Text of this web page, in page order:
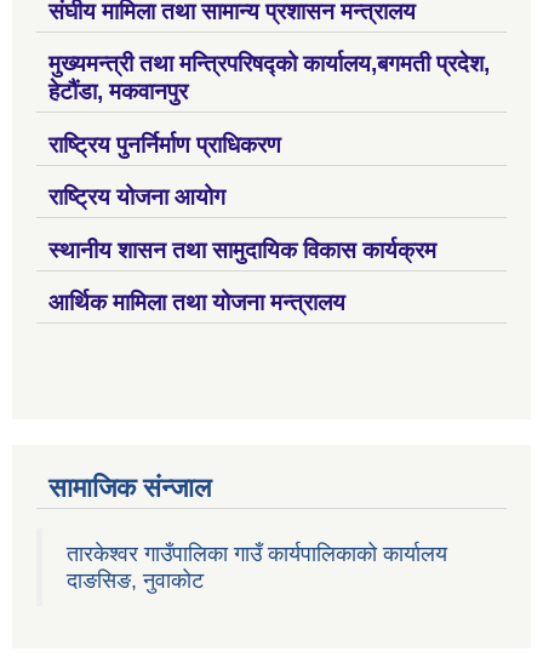
संघीय मामिला तथा सामान्य प्रशासन मन्त्रालय
मुख्यमन्त्री तथा मन्त्रिपरिषद्को कार्यालय,बगमती प्रदेश,
हेटौंडा, मकवानपुर
राष्ट्रिय पुनर्निर्माण प्राधिकरण
राष्ट्रिय योजना आयोग
स्थानीय शासन तथा सामुदायिक विकास कार्यक्रम
आर्थिक मामिला तथा योजना मन्त्रालय
सामाजिक संन्जाल
तारकेश्वर गाउँपालिका गाउँ कार्यपालिकाको कार्यालय
दाङसिङ, नुवाकोट